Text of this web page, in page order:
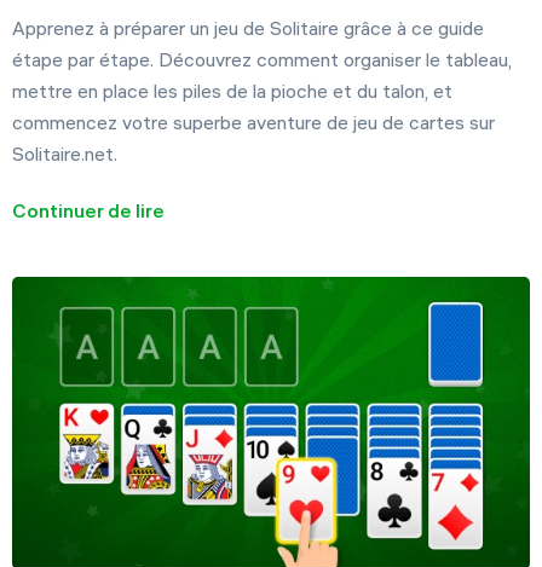
Apprenez à préparer un jeu de Solitaire grâce à ce guide
étape par étape. Découvrez comment organiser le tableau,
mettre en place les piles de la pioche et du talon, et
commencez votre superbe aventure de jeu de cartes sur
Solitaire.net.
Continuer de lire